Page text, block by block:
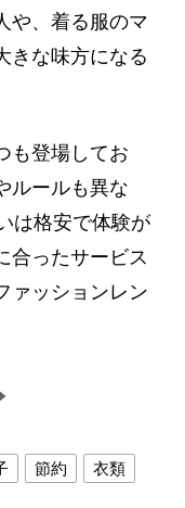
や、着る服のマ
きな味方になる
も登場してお
ルールも異な
は格安で体験が
合ったサービス
ァッションレン
節約 衣類